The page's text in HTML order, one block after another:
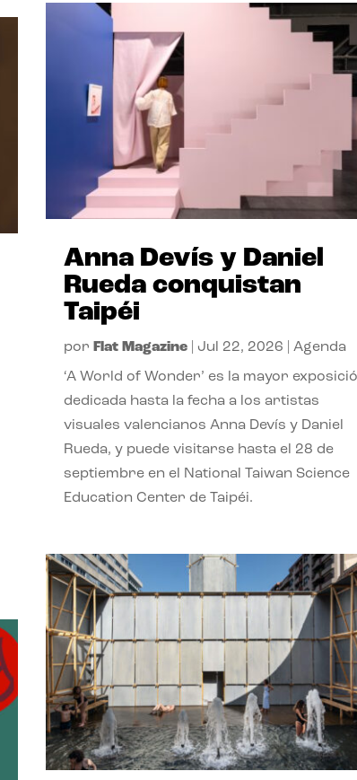
Anna Devís y Daniel
Rueda conquistan
Taipéi
por Flat Magazine| Jul 22, 2026 Agenda
‘A World of Wonder’ es la mayor
dedicada hasta la fecha a los artistas
visuales valencianos Anna Devís y Daniel
Rueda, y puede visitarse hasta el 28 de
septiembre en el National Taiwan Science
Education Center de Taipéi.